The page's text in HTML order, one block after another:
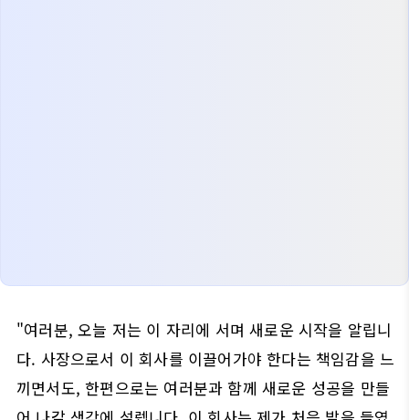
"여러분, 오늘 저는 이 자리에 서며 새로운 시작을 알립니
다. 사장으로서 이 회사를 이끌어가야 한다는 책임감을 느
끼면서도, 한편으로는 여러분과 함께 새로운 성공을 만들